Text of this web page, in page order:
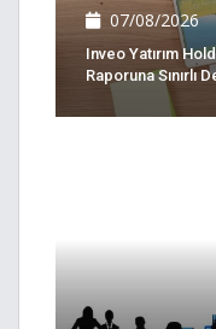
07/08/2026
Inveo Yatırım
Raporuna Sınırlı